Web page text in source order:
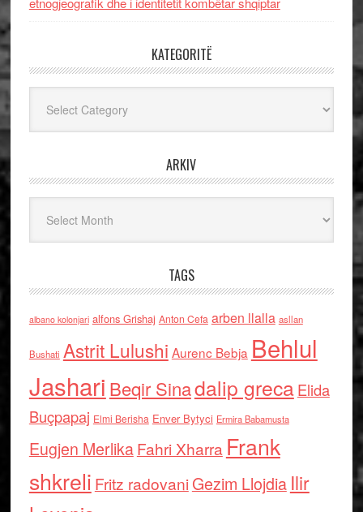
KATEGORITË
ARKIV
TAGS
albano kolonjari alfons Grishaj Anton Cefa arben llalla asllan
Bushati Astrit Lulushi Aurenc Bebja Behlul
Jashari Beqir Sinadalip grecaElida
Buçpapaj Elmi Berisha Enver Bytyci Ermira Babamusta
Eugjen MerlikaFahri Xharra Frank
shkreli Fritz radovaniGezim Llojdia Ilir